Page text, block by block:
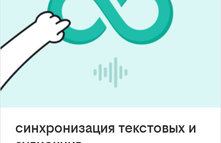
синхронизация текстовых и